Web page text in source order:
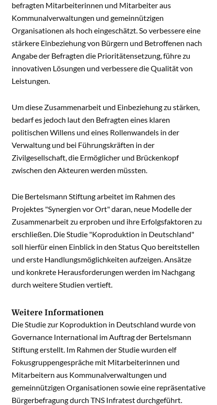
befragten Mitarbeiterinnen und Mitarbeiter aus
Kommunalverwaltungen und gemeinnützigen
Organisationen als hoch eingeschätzt. So verbessere eine
stärkere Einbeziehung von Bürgern und Betroffenen nach
Angabe der Befragten die Prioritätensetzung, führe zu
innovativen Lösungen und verbessere die Qualität von
Leistungen.
Um diese Zusammenarbeit und Einbeziehung zu stärken,
bedarf es jedoch laut den Befragten eines klaren
politischen Willens und eines Rollenwandels in der
Verwaltung und bei Führungskräften in der
Zivilgesellschaft, die Ermöglicher und Brückenkopf
zwischen den Akteuren werden müssten.
Die Bertelsmann Stiftung arbeitet im Rahmen des
Projektes "Synergien vor Ort" daran, neue Modelle der
Zusammenarbeit zu erproben und ihre Erfolgsfaktoren zu
erschließen. Die Studie "Koproduktion in Deutschland"
soll hierfür einen Einblick in den Status Quo bereitstellen
und erste Handlungsmöglichkeiten aufzeigen. Ansätze
und konkrete Herausforderungen werden im Nachgang
durch weitere Studien vertieft.
Weitere Informationen
Die Studie zur Koproduktion in Deutschland wurde von
Governance International im Auftrag der Bertelsmann
Stiftung erstellt. Im Rahmen der Studie wurden elf
Fokusgruppengespräche mit Mitarbeiterinnen und
Mitarbeitern aus Kommunalverwaltungen und
gemeinnützigen Organisationen sowie eine repräsentative
Bürgerbefragung durch TNS Infratest durchgeführt.